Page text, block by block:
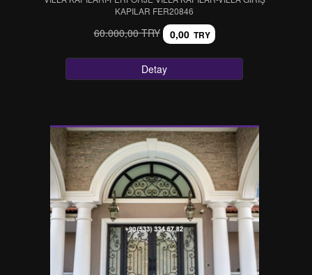
KAPILAR FER20846
60.000,00 TRY 0,00 TRY
Detay